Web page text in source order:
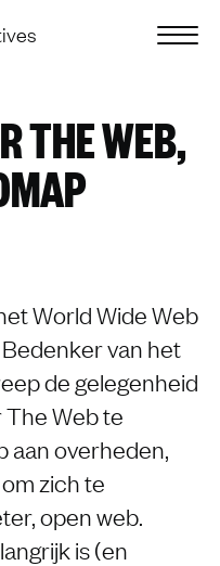
Sluit
THE WEB,
World Wide Web
van het
de gelegenheid
Web te
aan overheden,
zich te
open web.
is (en